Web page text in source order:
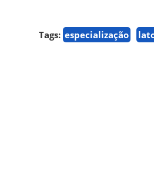
Tags: especialização